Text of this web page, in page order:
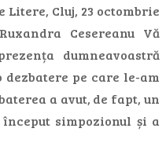
Litere, Cluj, 23 octombrie
Cesereanu Vă
dumneavoastră
dezbatere pe care le-am
a avut, de fapt, un
simpozionul și a